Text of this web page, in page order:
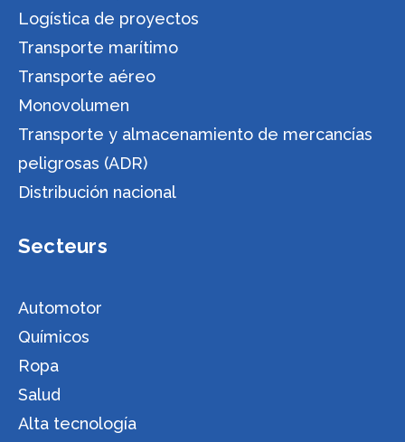
Logística de proyectos
Transporte marítimo
Transporte aéreo
Monovolumen
Transporte y almacenamiento de mercancías
peligrosas (ADR)
Distribución nacional
Secteurs
Automotor
Químicos
Ropa
Salud
Alta tecnología